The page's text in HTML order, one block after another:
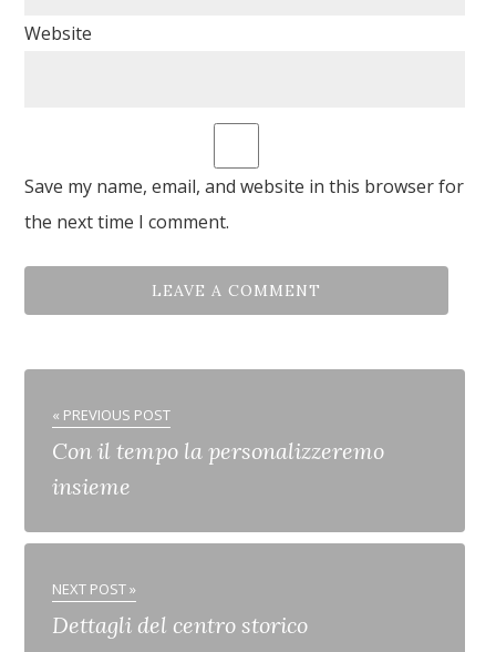
Website
Save my name, email, and website in this browser for
the next time I comment.
« PREVIOUS POST
Con il tempo la personalizzeremo
insieme
NEXT POST »
Dettagli del centro storico